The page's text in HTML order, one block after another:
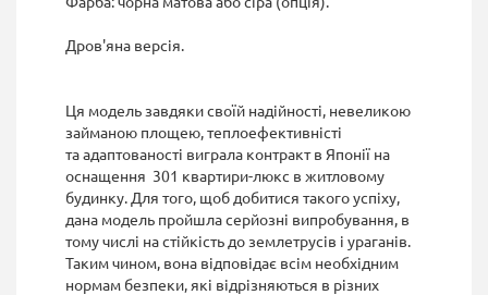
Дров'яна версія.
Ця модель завдяки своїй надійності, невеликою
займаною площею,теплоефективністі
таадаптованості виграла контракт в Японії на
оснащення 301 квартири-люкс в житловому
будинку. Для того, щоб добитися такого успіху,
дана модель пройшла серйозні випробування, в
тому числі настійкість до землетрусів і ураганів.
Такимчином, вона відповідає всім необхідним
нормам безпеки, які відрізняються в різних